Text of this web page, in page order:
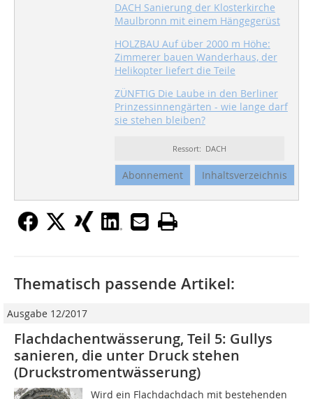
DACH Sanierung der Klosterkirche
Maulbronn mit einem Hängegerüst
HOLZBAU Auf über 2000 m Höhe:
Zimmerer bauen Wanderhaus, der
Helikopter liefert die Teile
ZÜNFTIG Die Laube in den Berliner
Prinzessinnengärten - wie lange darf
sie stehen bleiben?
Ressort: DACH
Abonnement Inhaltsverzeichnis
Thematisch passende Artikel:
Ausgabe 12/2017
Flachdachentwässerung, Teil 5: Gullys
sanieren, die unter Druck stehen
(Druckstromentwässerung)
Wird ein Flachdachdach mit bestehenden